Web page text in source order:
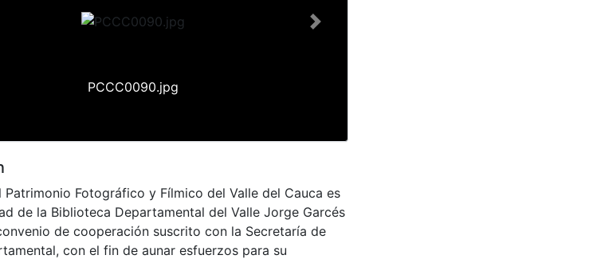
PCCC0090.jpg
Next
Patrimonio Fotográfico y Fílmico del Valle del Cauca es
de la Biblioteca Departamental del Valle Jorge Garcés
de cooperación suscrito con la Secretaría de
con el fin de aunar esfuerzos para su